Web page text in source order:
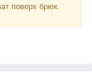
поверх брюк.